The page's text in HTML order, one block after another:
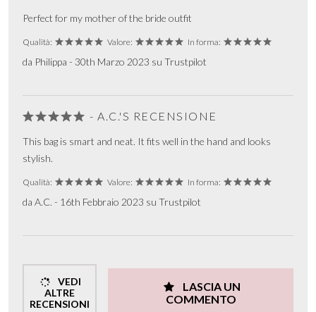
Perfect for my mother of the bride outfit
Qualità: Valore: In forma:
da Philippa - 30th Marzo 2023 su Trustpilot
- A.C.'S RECENSIONE
This bag is smart and neat. It fits well in the hand and looks
stylish.
Qualità: Valore: In forma:
da A.C. - 16th Febbraio 2023 su Trustpilot
VEDI
ALTRE
RECENSIONI
LASCIA UN
COMMENTO